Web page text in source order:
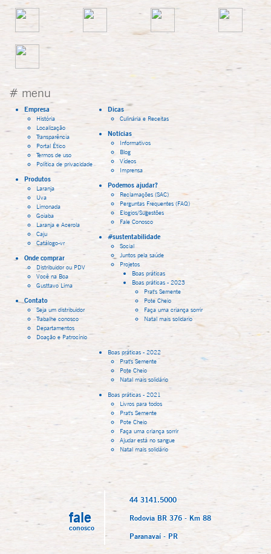
# menu
Empresa
História
Localização
Transparência
Portal Ético
Termos de uso
Política de privacidade
Produtos
Laranja
Uva
Limonada
Goiaba
Laranja e Acerola
Caju
Catálogo-vr
Onde comprar
Distribuidor ou PDV
Você na Boa
Gusttavo Lima
Contato
Seja um distribuidor
Trabalhe conosco
Departamentos
Doação e Patrocínio
Dicas
Culinária e Receitas
Notícias
Informativos
Blog
Vídeos
Imprensa
Podemos ajudar?
Reclamações (SAC)
Perguntas Frequentes (FAQ)
Elogios/Sugestões
Fale Conosco
#sustentabilidade
Social
Juntos pela saúde
Projetos
Boas práticas
Boas práticas - 2023
Prat's Semente
Pote Cheio
Faça uma criança sorrir
Natal mais solidario
Boas práticas - 2022
Prat's Semente
Pote Cheio
Natal mais solidário
Boas práticas - 2021
Livros para todos
Prat's Semente
Pote Cheio
Faça uma criança sorrir
Ajudar está no sangue
Natal mais solidário
fale
conosco
44 3141.5000
Rodovia BR 376 - Km 88
Paranavaí - PR